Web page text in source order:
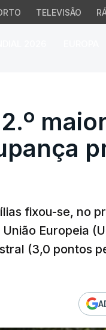
TELEVISÃO
maior
fixou-se, no
Europeia
(3,0 pontos